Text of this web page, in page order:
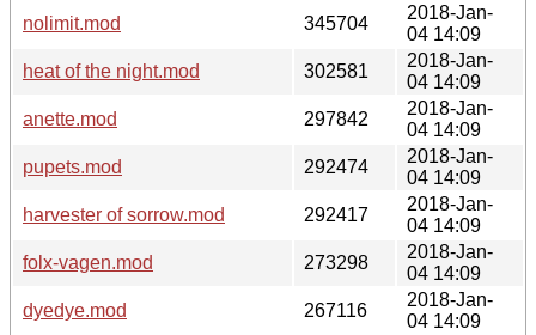
nolimit.mod
345704
2018-Jan-
04 14:09
heat of the night.mod
302581
2018-Jan-
04 14:09
anette.mod
297842
2018-Jan-
04 14:09
pupets.mod
292474
2018-Jan-
04 14:09
harvester of sorrow.mod
292417
2018-Jan-
04 14:09
folx-vagen.mod
273298
2018-Jan-
04 14:09
dyedye.mod
267116
2018-Jan-
04 14:09